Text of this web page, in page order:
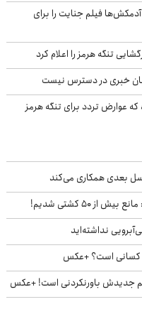
فیلم جنایت را برای
تنگه هرمز را اعلام کرد
خبری در دسترس نیست
عوارض تردد برای تنگه هرمز
نسل بعدی همکاری می‌کند
۵۰ کشتی شدیم!
نداشته‌اید
کسانی است؟ +عکس
جدیدش باورنکردنی است! +عکس